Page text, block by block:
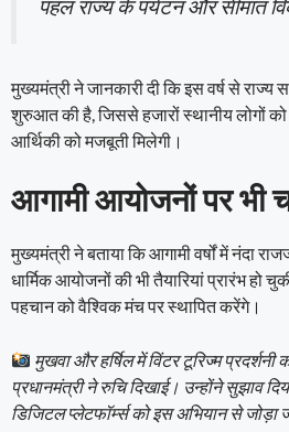
पहल राज्य के पर्यटन और सीमांत
मुख्यमंत्री ने जानकारी दी कि इस वर्ष से राज्य
शुरुआत की है, जिससे हजारों स्थानीय लोगों
आर्थिकी को मजबूती मिलेगी।
आगामी आयोजनों पर भी
मुख्यमंत्री ने बताया कि आगामी वर्षों में नंदा
धार्मिक आयोजनों की भी तैयारियां प्रारंभ हो
पहचान को वैश्विक मंच पर स्थापित करेंगे।
मुखवा और हर्षिल में विंटर टूरिज्म
प्रधानमंत्री ने रुचि दिखाई। उन्होंने सुझाव
डिजिटल प्लेटफॉर्म्स को इस अभियान से जोड़ा